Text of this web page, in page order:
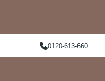
0120-613-660